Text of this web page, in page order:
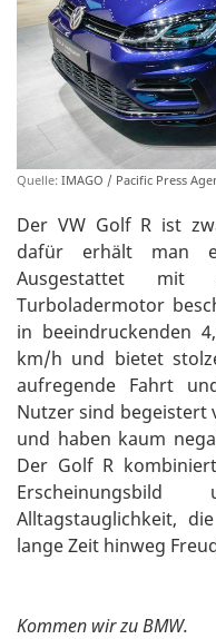
Quelle: IMAGO / Pacific Press
Der VW Golf R ist
dafür erhält man
Ausgestattet mit
Turboladermotor
in beeindruckenden
km/h und bietet
aufregende Fahrt
Nutzer sind begeistert
und haben kaum
Der Golf R
Alltagstauglichkeit,
lange Zeit hinweg
Kommen wir zu BMW.